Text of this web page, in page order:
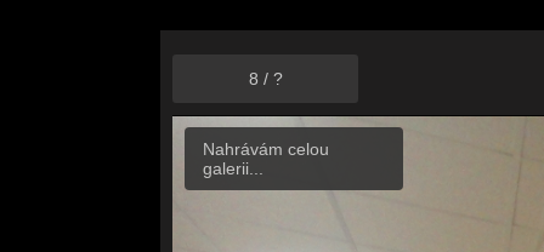
Nahrávám celou
galerii...
8 / ?